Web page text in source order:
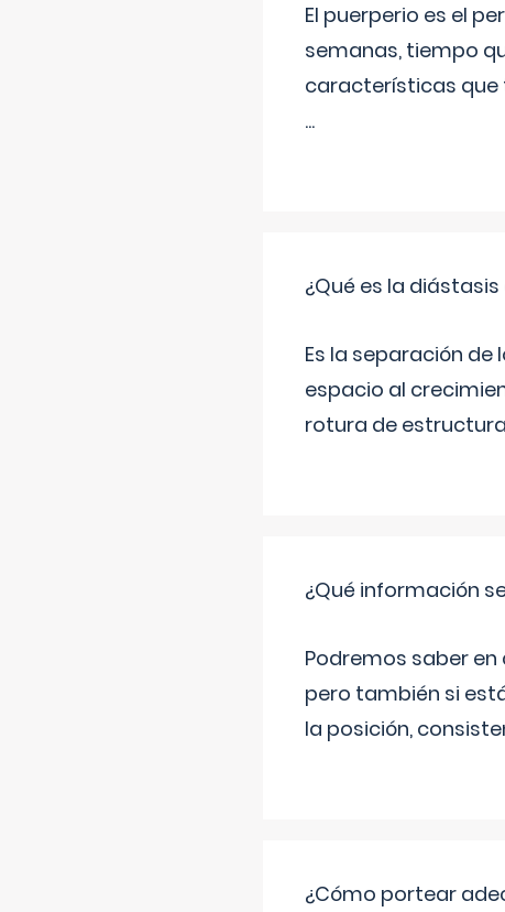
El puerperio es el
semanas, tiempo
características que
...
¿Qué es la
Es la separación
espacio al
rotura de
¿Qué información
Podremos saber
pero también si
la posición,
¿Cómo portear